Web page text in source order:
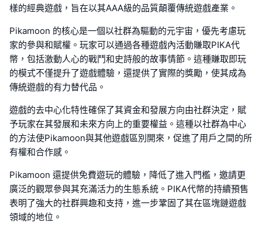
樣的經典遊戲，旨在以其AAA級的品質顛覆傳統遊戲產業。
Pikamoon 的核心是一個以社群為驅動的元宇宙，優先考慮玩
家的參與和賦權。玩家可以通過各種遊戲內活動賺取PIKA代
幣，包括激動人心的戰鬥和史詩般的故事情節。這種賺取即玩
的模式不僅提升了遊戲體驗，還提供了實際的獎勵，使其成為
傳統遊戲的有力替代品。
遊戲的去中心化特性確保了其資金和發展方向由社群決定，賦
予玩家在其發展和未來方向上的重要權益。這種以社群為中心
的方法使Pikamoon與其他遊戲區別開來，促進了用戶之間的所
有權和合作感。
Pikamoon 還提供免費遊玩的體驗，降低了進入門檻，邀請更
廣泛的觀眾參與其充滿活力的生態系統。PIKA代幣的持續預售
表明了強大的社群興趣和支持，進一步鞏固了其在區塊鏈遊戲
領域的地位。